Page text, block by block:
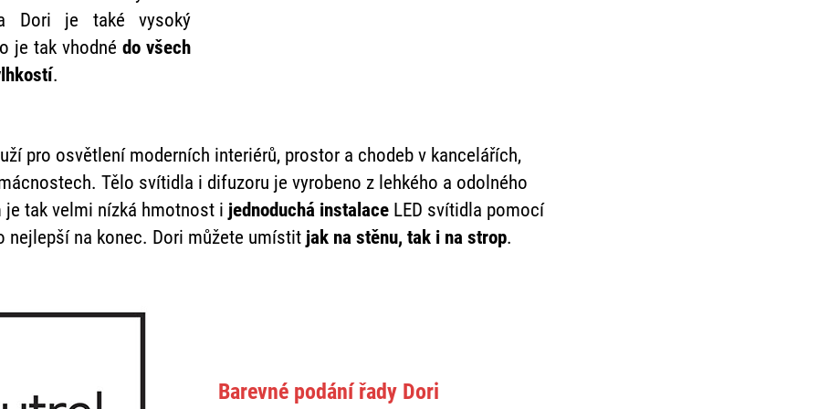
Dori je také vysoký
je tak vhodné do všech
.
pro osvětlení moderních interiérů, prostor a chodeb v kancelářích,
Tělo svítidla i difuzoru je vyrobeno z lehkého a odolného
tak velmi nízká hmotnost i jednoduchá instalace LED svítidla pomocí
nejlepší na konec. Dori můžete umístit jak na stěnu, tak i na strop.
Barevné podání řady Dori